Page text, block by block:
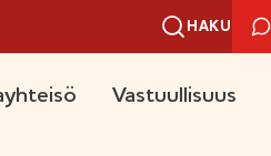
HAKU
Vastuullisuus